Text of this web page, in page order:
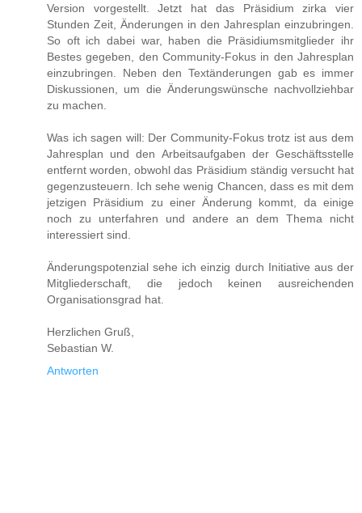
Version vorgestellt. Jetzt hat das Präsidium zirka vier
Stunden Zeit, Änderungen in den Jahresplan einzubringen.
So oft ich dabei war, haben die Präsidiumsmitglieder ihr
Bestes gegeben, den Community-Fokus in den Jahresplan
einzubringen. Neben den Textänderungen gab es immer
Diskussionen, um die Änderungswünsche nachvollziehbar
zu machen.
Was ich sagen will: Der Community-Fokus trotz ist aus dem
Jahresplan und den Arbeitsaufgaben der Geschäftsstelle
entfernt worden, obwohl das Präsidium ständig versucht hat
gegenzusteuern. Ich sehe wenig Chancen, dass es mit dem
jetzigen Präsidium zu einer Änderung kommt, da einige
noch zu unterfahren und andere an dem Thema nicht
interessiert sind.
Änderungspotenzial sehe ich einzig durch Initiative aus der
Mitgliederschaft, die jedoch keinen ausreichenden
Organisationsgrad hat.
Herzlichen Gruß,
Sebastian W.
Antworten